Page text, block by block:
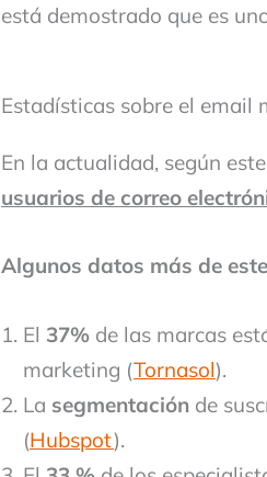
está demostrado que es
Estadísticas sobre el email
En la actualidad, según
usuarios de correo
Algunos datos más de
El 37% de las marcas
marketing (Tornasol).
La segmentación de
(Hubspot).